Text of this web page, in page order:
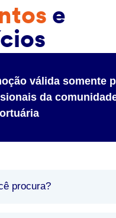
e
válida somente
da